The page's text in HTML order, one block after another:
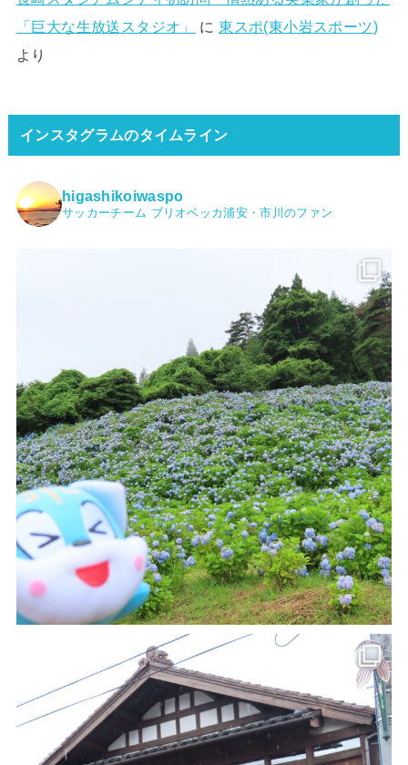
「巨大な生放送スタジオ」
に東スポ(東小岩スポーツ)
より
インスタグラムのタイムライン
higashikoiwaspo
サッカーチーム ブリオベッカ浦安・市川のファン